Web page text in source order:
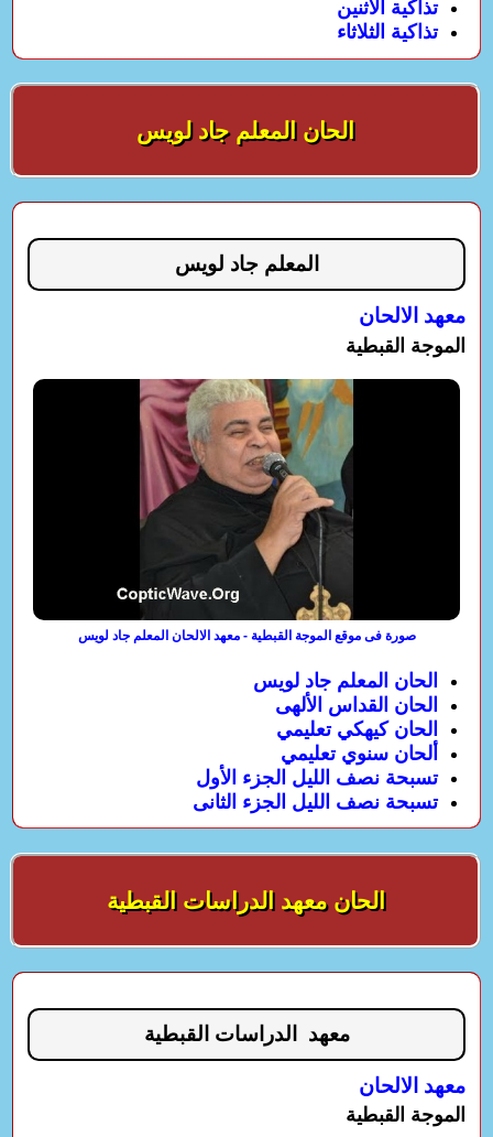
تذاكية الأثنين
تذاكية الثلاثاء
الحان المعلم جاد لويس
المعلم جاد لويس
معهد الالحان
الموجة القبطية
صورة فى موقع الموجة القبطية - معهد الالحان المعلم جاد لويس
الحان المعلم جاد لويس
الحان القداس الألهى
الحان كيهكي تعليمي
ألحان سنوي تعليمي
تسبحة نصف الليل الجزء الأول
تسبحة نصف الليل الجزء الثانى
الحان معهد الدراسات القبطية
معهد الدراسات القبطية
معهد الالحان
الموجة القبطية